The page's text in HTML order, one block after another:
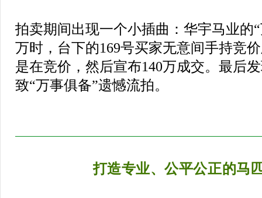
拍卖期间出现一个小插曲：华宇马业的
万时，台下的169号买家无意间手持竞
是在竞价，然后宣布140万成交。最后
致“万事俱备”遗憾流拍。
打造专业、公平公正的马